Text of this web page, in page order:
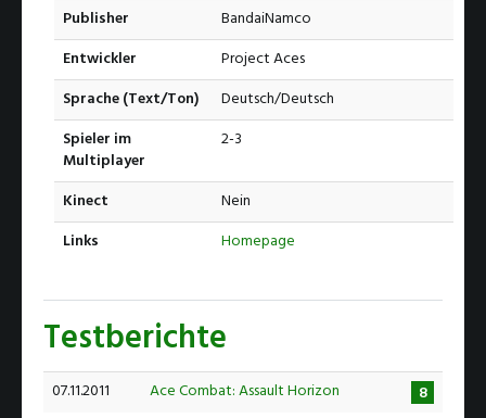
Publisher
BandaiNamco
Entwickler
Project Aces
Sprache (Text/Ton)
Deutsch/Deutsch
Spieler im
Multiplayer
2-3
Kinect
Nein
Links
Homepage
Testberichte
07.11.2011 Ace Combat: Assault Horizon 8